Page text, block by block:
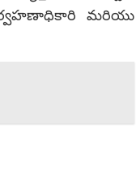
మరియు